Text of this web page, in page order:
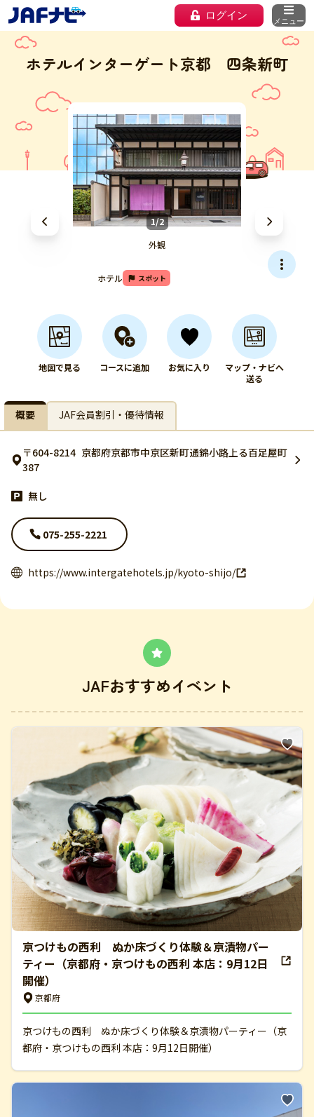
ログイン メニュー
ホテルインターゲート京都 四条新町
1/2
外観
ホテル スポット
地図で見る コースに追加 お気に入り
マップ・ナビへ
送る
概要 JAF会員割引・優待情報
〒604-8214 京都府京都市中京区新町通錦小路上る百足屋町
387
無し
075-255-2221
https://www.intergatehotels.jp/kyoto-shijo/
JAFおすすめイベント
京つけもの西利 ぬか床づくり体験＆京漬物パー
ティー（京都府・京つけもの西利 本店：9月12日
開催）
京都府
京つけもの西利 ぬか床づくり体験＆京漬物パーティー（京
都府・京つけもの西利 本店：9月12日開催）